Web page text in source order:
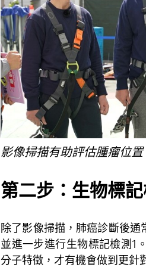
影像掃描有助評估腫瘤位
第二步：生物標
除了影像掃描，肺癌診斷後
並進一步進行生物標記檢測 1
分子特徵，才有機會做到更針